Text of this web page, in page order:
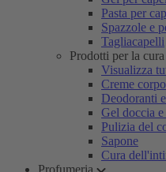
Pasta per
Spazzole e
Tagliacapelli
Prodotti per la
Visualizza
Creme corpo
Deodoranti
Gel doccia
Pulizia del
Sapone
Cura
Profumeria